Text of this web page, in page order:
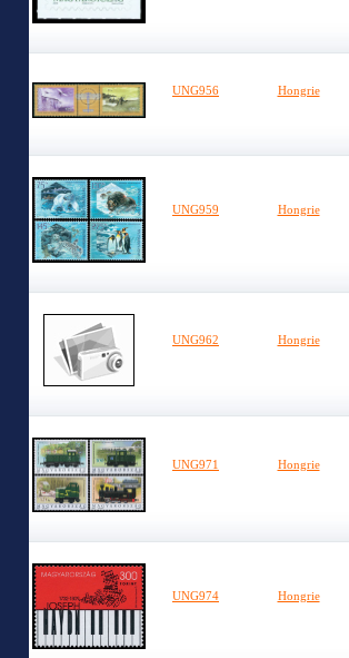
UNG956 Hongrie
UNG959 Hongrie
UNG962 Hongrie
UNG971 Hongrie
UNG974 Hongrie